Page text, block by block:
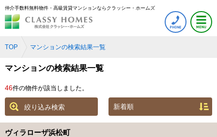
仲介手数料無料物件・高級賃貸マンションならクラッシー・ホームズ
TOP マンションの検索結果一覧
マンションの検索結果一覧
46件の物件が該当しました。
絞り込み検索
ヴィラローザ浜松町